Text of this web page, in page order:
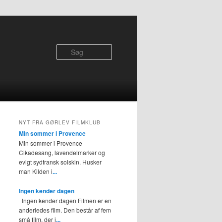
NYT FRA GØRLEV FILMKLUB
Min sommer i Provence
Min sommer i Provence
Cikadesang, lavendelmarker og
evigt sydfransk solskin. Husker
man Kilden i...
Ingen kender dagen
Ingen kender dagen Filmen er en
anderledes film. Den består af fem
små film, der i...